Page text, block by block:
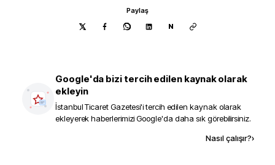
Paylaş
N
Google'da bizi tercih edilen kaynak olarak
ekleyin
İstanbul Ticaret Gazetesi'i tercih edilen kaynak olarak
ekleyerek haberlerimizi Google'da daha sık görebilirsiniz.
Nasıl çalışır?›